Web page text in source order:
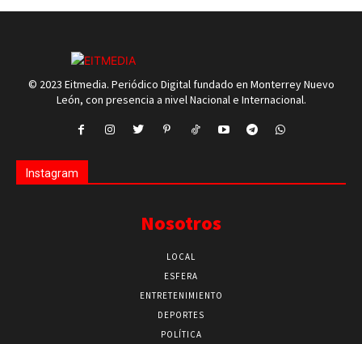
© 2023 Eitmedia. Periódico Digital fundado en Monterrey Nuevo
León, con presencia a nivel Nacional e Internacional.
Instagram
Nosotros
LOCAL
ESFERA
ENTRETENIMIENTO
DEPORTES
POLÍTICA